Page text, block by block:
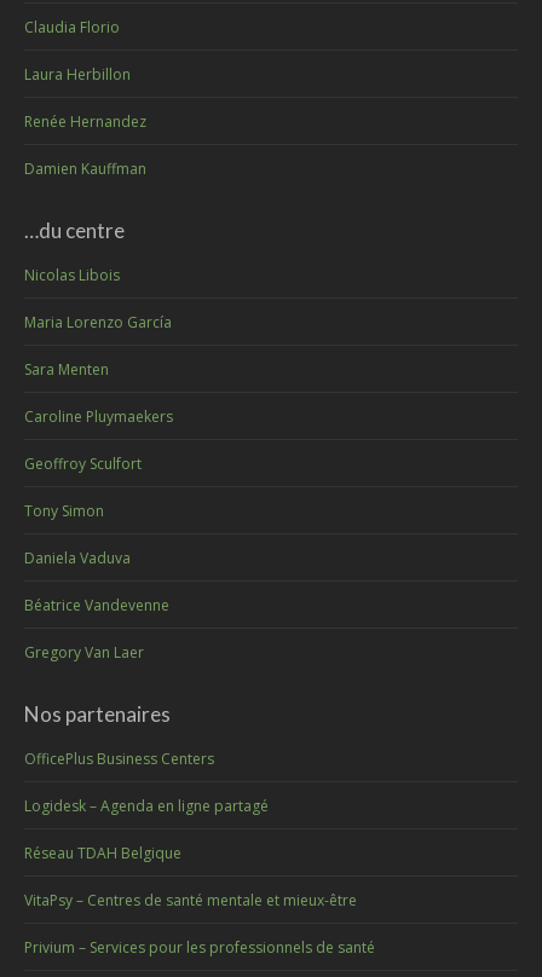
Claudia Florio
Laura Herbillon
Renée Hernandez
Damien Kauffman
…du centre
Nicolas Libois
Maria Lorenzo García
Sara Menten
Caroline Pluymaekers
Geoffroy Sculfort
Tony Simon
Daniela Vaduva
Béatrice Vandevenne
Gregory Van Laer
Nos partenaires
OfficePlus Business Centers
Logidesk – Agenda en ligne partagé
Réseau TDAH Belgique
VitaPsy – Centres de santé mentale et mieux-être
Privium – Services pour les professionnels de santé